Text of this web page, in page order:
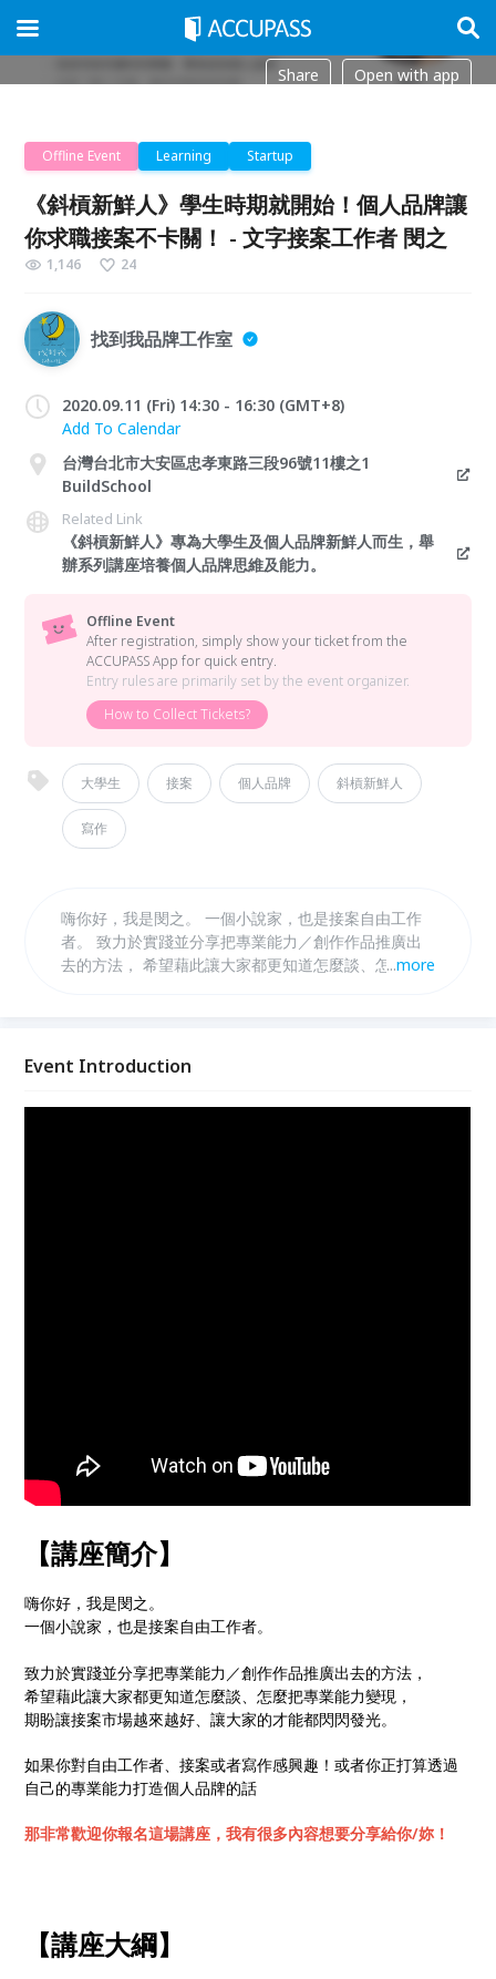
Share Open with app
Offline Event Learning Startup
《斜槓新鮮人》學生時期就開始！個人品牌讓
你求職接案不卡關！ - 文字接案工作者 閔之
1,146 24
找到我品牌工作室
2020.09.11 (Fri) 14:30 - 16:30 (GMT+8)
Add To Calendar
台灣台北市大安區忠孝東路三段96號11樓之1
BuildSchool
Related Link
《斜槓新鮮人》專為大學生及個人品牌新鮮人而生，舉
辦系列講座培養個人品牌思維及能力。
Offline Event
After registration, simply show your ticket from the
ACCUPASS App for quick entry.
Entry rules are primarily set by the event organizer.
How to Collect Tickets?
大學生 接案 個人品牌 斜槓新鮮人
寫作
嗨你好，我是閔之。 一個小說家，也是接案自由工作
者。 致力於實踐並分享把專業能力／創作作品推廣出
去的方法， 希望藉此讓大家都更知道怎麼談、怎麼把
品牌的話
...more
Event Introduction
【講座簡介】
嗨你好，我是閔之。
一個小說家，也是接案自由工作者。
致力於實踐並分享把專業能力／創作作品推廣出去的方法，
希望藉此讓大家都更知道怎麼談、怎麼把專業能力變現，
期盼讓接案市場越來越好、讓大家的才能都閃閃發光。
如果你對自由工作者、接案或者寫作感興趣！或者你正打算透過
自己的專業能力打造個人品牌的話
那非常歡迎你報名這場講座，我有很多內容想要分享給你/妳！
【講座大綱】